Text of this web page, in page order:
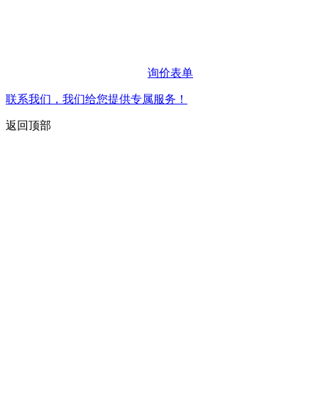
询价表单
联系我们，我们给您提供专属服务！
返回顶部